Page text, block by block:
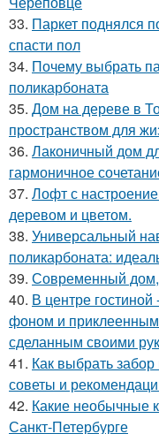
33. Паркет поднялся
спасти пол
34. Почему выбрать
поликарбоната
35. Дом на дереве в
пространством для
36. Лаконичный дом
гармоничное
37. Лофт с
деревом и цветом.
38. Универсальный
поликарбоната:
39. Современный дом,
40. В центре
фоном и
сделанным своими
41. Как выбрать
советы и
42. Какие необычные
Санкт-Петербурге